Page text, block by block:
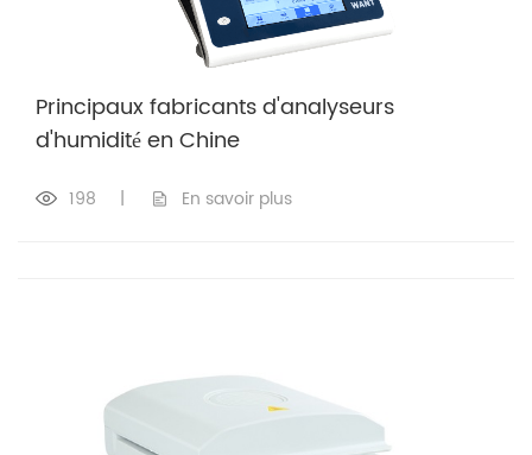
Principaux fabricants d'analyseurs
d'humidité en Chine
198 | En savoir plus